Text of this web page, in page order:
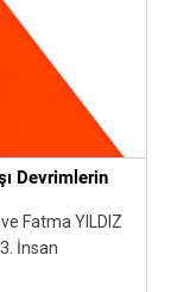
Devrimlerin
Fatma YILDIZ
İnsan